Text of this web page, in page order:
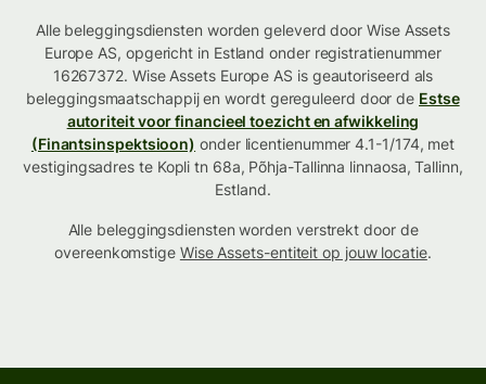
Alle beleggingsdiensten worden geleverd door Wise Assets
Europe AS, opgericht in Estland onder registratienummer
16267372. Wise Assets Europe AS is geautoriseerd als
beleggingsmaatschappij en wordt gereguleerd door de Estse
autoriteit voor financieel toezicht en afwikkeling
(Finantsinspektsioon) onder licentienummer 4.1-1/174, met
vestigingsadres te Kopli tn 68a, Põhja-Tallinna linnaosa, Tallinn,
Estland.
Alle beleggingsdiensten worden verstrekt door de
overeenkomstige Wise Assets-entiteit op jouw locatie.